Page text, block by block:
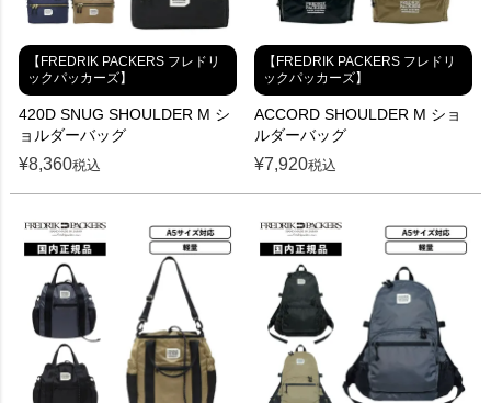
【FREDRIK PACKERS フレドリ
ックパッカーズ】
420D SNUG SHOULDER M シ
ョルダーバッグ
¥8,360税込
【FREDRIK PACKERS フレドリ
ックパッカーズ】
ACCORD SHOULDER M ショ
ルダーバッグ
¥7,920税込